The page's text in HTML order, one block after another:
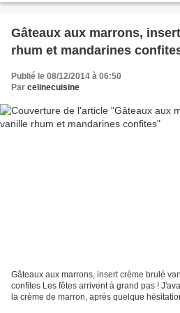
Gâteaux aux marrons,
rhum et mandarines
Publié le 08/12/2014 à 06:50
Par celinecuisine
Gâteaux aux marrons, insert crème brulé
confites Les fêtes arrivent à grand pas !
la crème de marron, après quelque